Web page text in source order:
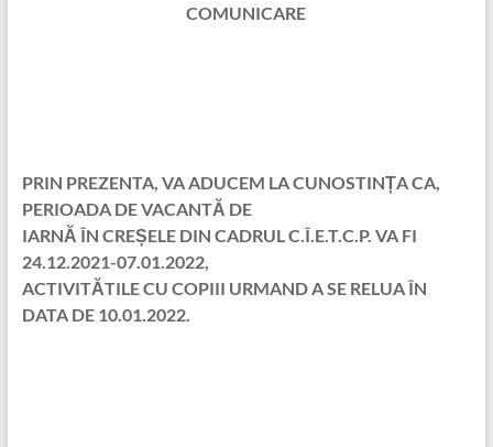
COMUNICARE
PRIN PREZENTA, VA ADUCEM LA CUNOSTINȚA CA,
PERIOADA DE VACANTĂ DE
IARNĂ ÎN CREȘELE DIN CADRUL C.Î.E.T.C.P. VA FI
24.12.2021-07.01.2022,
ACTIVITĂTILE CU COPIII URMAND A SE RELUA ÎN
DATA DE 10.01.2022.